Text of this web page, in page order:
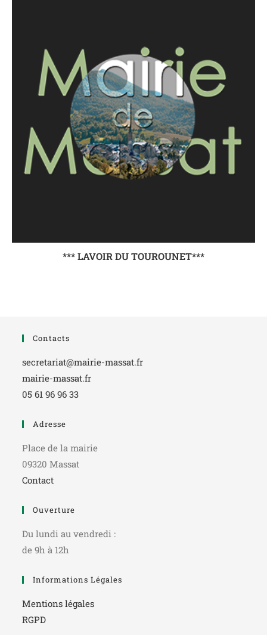
*** LAVOIR DU TOUROUNET***
Contacts
secretariat@mairie-massat.fr
mairie-massat.fr
05 61 96 96 33
Adresse
Place de la mairie
09320 Massat
Contact
Ouverture
Du lundi au vendredi :
de 9h à 12h
Informations Légales
Mentions légales
RGPD